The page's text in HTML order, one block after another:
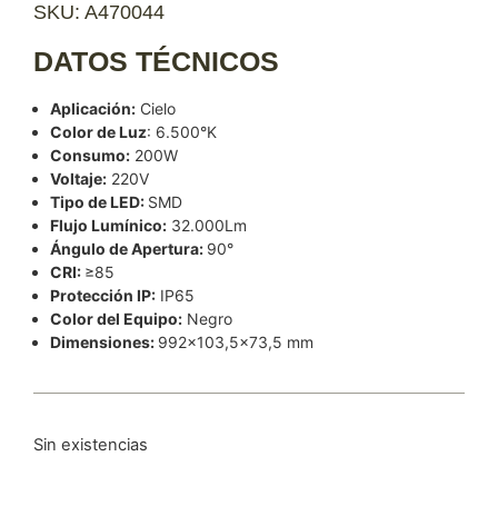
SKU: A470044
DATOS TÉCNICOS
Aplicación: Cielo
Color de Luz: 6.500°K
Consumo: 200W
Voltaje: 220V
Tipo de LED: SMD
Flujo Lumínico: 32.000Lm
Ángulo de Apertura: 90°
CRI: ≥85
Protección IP: IP65
Color del Equipo: Negro
Dimensiones: 992×103,5×73,5 mm
Sin existencias